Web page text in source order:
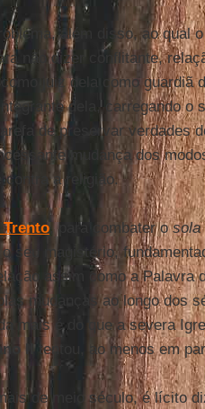
além disso, ao qual
não dizer conflitante,
juiz dela como guardiã
dela, carregando o
de preservar verdades
mudança dos
contra a religião.
, para combater osola
o seu magistério,
assim como a
mudanças ao longo dos
mais é do que a severa
II tentou, ao menos em
de meio século, é lícito